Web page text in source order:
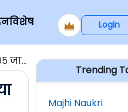
Login
Trending
Majhi Naukri